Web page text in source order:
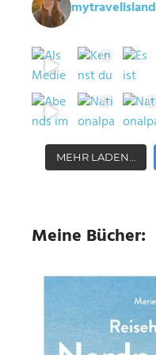
mytravelisland
MEHR LADEN…
Meine Bücher: